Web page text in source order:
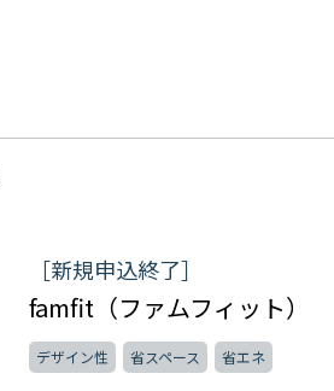
［新規申込終了］
famfit（ファムフィット）
デザイン性 省スペース 省エネ